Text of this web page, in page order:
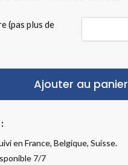
(pas plus de
Ajouter au panier
en France, Belgique, Suisse.
7/7